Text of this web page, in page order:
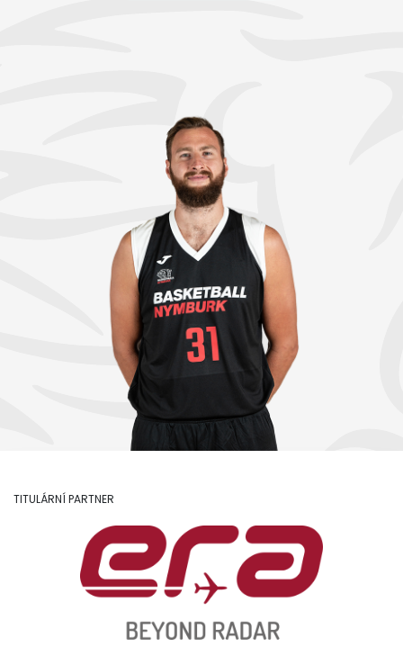
TITULÁRNÍ PARTNER